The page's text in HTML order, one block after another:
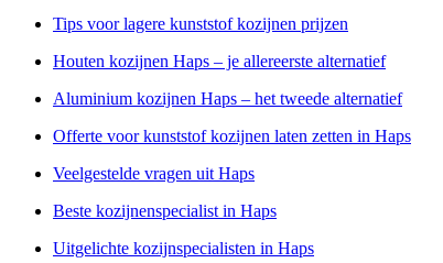
Tips voor lagere kunststof kozijnen prijzen
Houten kozijnen Haps – je allereerste alternatief
Aluminium kozijnen Haps – het tweede alternatief
Offerte voor kunststof kozijnen laten zetten in Haps
Veelgestelde vragen uit Haps
Beste kozijnenspecialist in Haps
Uitgelichte kozijnspecialisten in Haps